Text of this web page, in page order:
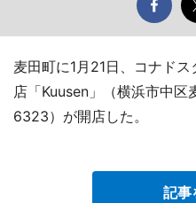
麦田町に1月21日、コナド
店「Kuusen」（横浜市中
6323）が開店した。
記事